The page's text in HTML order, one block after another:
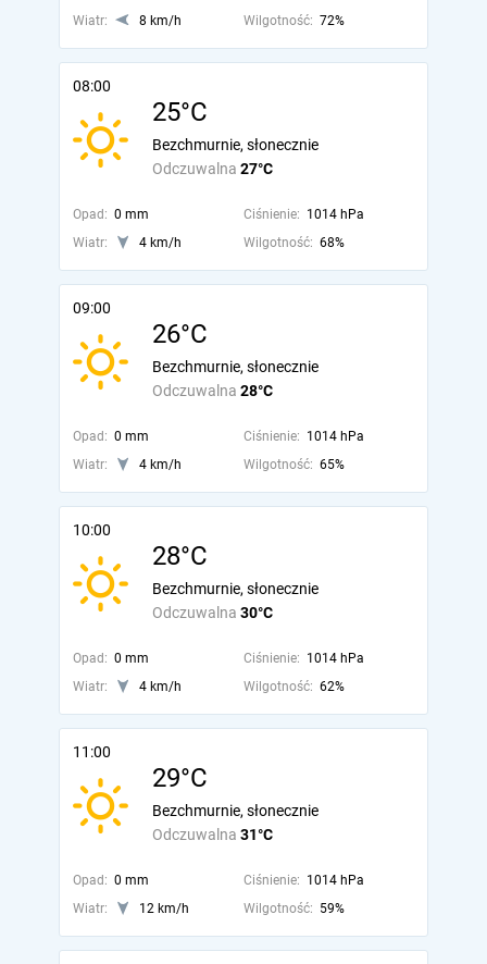
Wiatr: 8 km/h Wilgotność: 72%
08:00
25°C
Odczuwalna 27°C
Bezchmurnie, słonecznie
Opad: 0 mm Ciśnienie: 1014 hPa
Wiatr:
4 km/h Wilgotność: 68%
09:00
26°C
Odczuwalna 28°C
Bezchmurnie, słonecznie
Opad: 0 mm Ciśnienie: 1014 hPa
Wiatr:
4 km/h Wilgotność: 65%
10:00
28°C
Odczuwalna 30°C
Bezchmurnie, słonecznie
Opad: 0 mm Ciśnienie: 1014 hPa
Wiatr:
4 km/h Wilgotność: 62%
11:00
29°C
Odczuwalna 31°C
Bezchmurnie, słonecznie
Opad: 0 mm Ciśnienie: 1014 hPa
Wiatr:
12 km/h Wilgotność: 59%